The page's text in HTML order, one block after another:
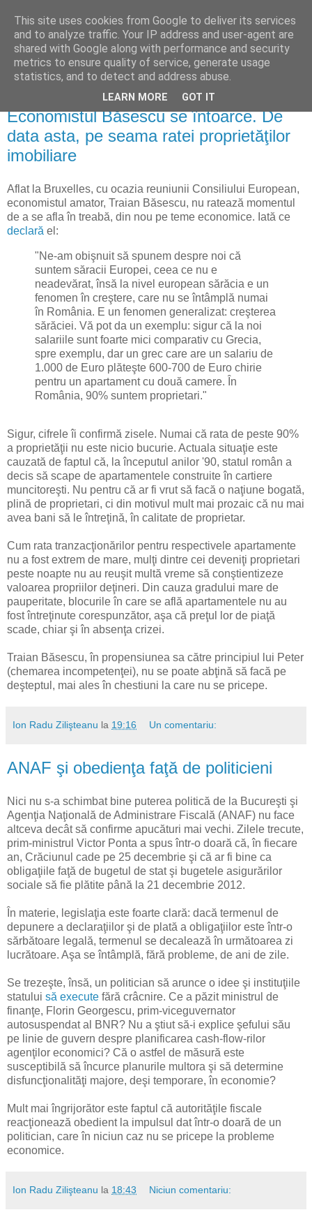
Reflecţii economice
blog de reflecţii, informaţii şi opinii economice
vineri, 14 decembrie 2012
Economistul Băsescu se întoarce. De
data asta, pe seama ratei proprietăţilor
imobiliare
Aflat la Bruxelles, cu ocazia reuniunii Consiliului European,
economistul amator, Traian Băsescu, nu ratează momentul
de a se afla în treabă, din nou pe teme economice. Iată ce
declară el:
"Ne-am obişnuit să spunem despre noi că
suntem săracii Europei, ceea ce nu e
neadevărat, însă la nivel european sărăcia e un
fenomen în creştere, care nu se întâmplă numai
în România. E un fenomen generalizat: creşterea
sărăciei. Vă pot da un exemplu: sigur că la noi
salariile sunt foarte mici comparativ cu Grecia,
spre exemplu, dar un grec care are un salariu de
1.000 de Euro plăteşte 600-700 de Euro chirie
pentru un apartament cu două camere. În
România, 90% suntem proprietari."
Sigur, cifrele îi confirmă zisele. Numai că rata de peste 90%
a proprietăţii nu este nicio bucurie. Actuala situaţie este
cauzată de faptul că, la începutul anilor '90, statul român a
decis să scape de apartamentele construite în cartiere
muncitoreşti. Nu pentru că ar fi vrut să facă o naţiune bogată,
plină de proprietari, ci din motivul mult mai prozaic că nu mai
avea bani să le întreţină, în calitate de proprietar.
Cum rata tranzacţionărilor pentru respectivele apartamente
nu a fost extrem de mare, mulţi dintre cei deveniţi proprietari
peste noapte nu au reuşit multă vreme să conştientizeze
valoarea propriilor deţineri. Din cauza gradului mare de
pauperitate, blocurile în care se află apartamentele nu au
fost întreţinute corespunzător, aşa că preţul lor de piaţă
scade, chiar şi în absenţa crizei.
Traian Băsescu, în propensiunea sa către principiul lui Peter
(chemarea incompetenţei), nu se poate abţină să facă pe
deşteptul, mai ales în chestiuni la care nu se pricepe.
Ion Radu Zilişteanu la 19:16 Un comentariu:
ANAF şi obedienţa faţă de politicieni
Nici nu s-a schimbat bine puterea politică de la Bucureşti şi
Agenţia Naţională de Administrare Fiscală (ANAF) nu face
altceva decât să confirme apucături mai vechi. Zilele trecute,
prim-ministrul Victor Ponta a spus într-o doară că, în fiecare
an, Crăciunul cade pe 25 decembrie şi că ar fi bine ca
obligaţiile faţă de bugetul de stat şi bugetele asigurărilor
sociale să fie plătite până la 21 decembrie 2012.
În materie, legislaţia este foarte clară: dacă termenul de
depunere a declaraţiilor şi de plată a obligaţiilor este într-o
sărbătoare legală, termenul se decalează în următoarea zi
lucrătoare. Aşa se întâmplă, fără probleme, de ani de zile.
Se trezeşte, însă, un politician să arunce o idee şi instituţiile
statului să execute fără crâcnire. Ce a păzit ministrul de
finanţe, Florin Georgescu, prim-viceguvernator
autosuspendat al BNR? Nu a ştiut să-i explice şefului său
pe linie de guvern despre planificarea cash-flow-rilor
agenţilor economici? Că o astfel de măsură este
susceptibilă să încurce planurile multora şi să determine
disfuncţionalităţi majore, deşi temporare, în economie?
Mult mai îngrijorător este faptul că autorităţile fiscale
reacţionează obedient la impulsul dat într-o doară de un
politician, care în niciun caz nu se pricepe la probleme
economice.
Ion Radu Zilişteanu la 18:43 Niciun comentariu:
This site uses cookies from Google to deliver its services
and to analyze traffic. Your IP address and user-agent are
shared with Google along with performance and security
metrics to ensure quality of service, generate usage
statistics, and to detect and address abuse.
LEARN MORE GOT IT